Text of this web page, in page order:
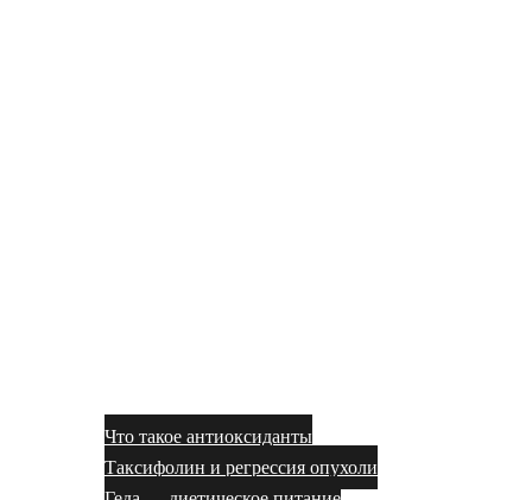
Что такое антиоксиданты
Таксифолин и регрессия опухоли